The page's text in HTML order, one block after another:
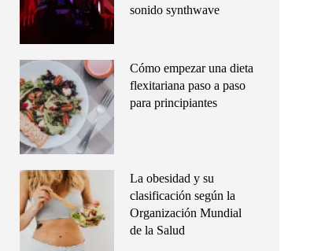
sonido synthwave
Cómo empezar una dieta
flexitariana paso a paso
para principiantes
La obesidad y su
clasificación según la
Organización Mundial
de la Salud